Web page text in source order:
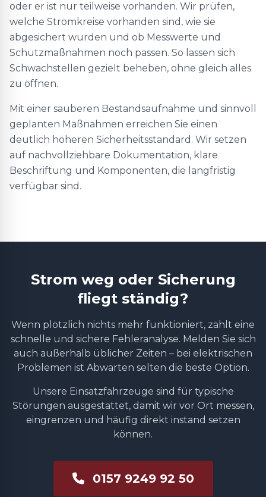
oder er ist nur teilweise vorhanden. Wir prüfen,
welche Stromkreise vorhanden sind, wie sie
abgesichert wurden und ob Messwerte und
Schutzmaßnahmen noch passen. So lassen sich
Schwachstellen gezielt beheben, ohne gleich alles
zu öffnen.
Mit einer sauberen Bestandsaufnahme und sinnvoll
geplanten Maßnahmen erreichen Sie einen
deutlich höheren Sicherheitsstandard. Wir setzen
auf nachvollziehbare Dokumentation, klare
Beschriftung und Komponenten, die langfristig
verfügbar sind.
Strom weg oder Sicherung
fliegt ständig?
Wenn plötzlich nichts mehr funktioniert, zählt eine
schnelle und sichere Fehleranalyse. Melden Sie sich
auch außerhalb üblicher Zeiten – bei elektrischen
Problemen ist Abwarten selten die beste Option.
Unsere Einsatzfahrzeuge sind für typische
Störungen ausgestattet, damit wir vor Ort messen,
eingrenzen und häufig direkt instand setzen
können.
0157 9249 92 50